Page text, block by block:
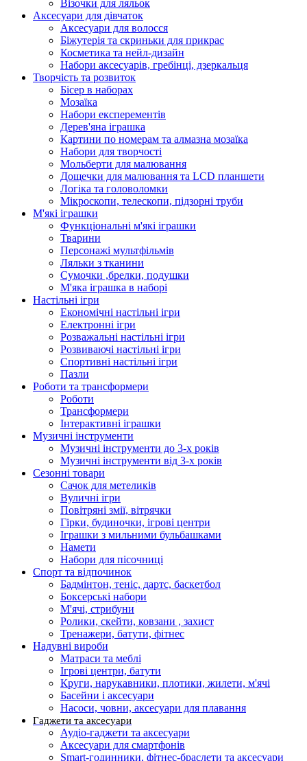
Візочки для ляльок
Аксесуари для дівчаток
Аксесуари для волосся
Біжутерія та скриньки для прикрас
Косметика та нейл-дизайн
Набори аксесуарів, гребінці, дзеркальця
Творчість та розвиток
Бісер в наборах
Мозаїка
Набори експерементів
Дерев'яна іграшка
Картини по номерам та алмазна мозаїка
Набори для творчості
Мольберти для малювання
Дощечки для малювання та LCD планшети
Логіка та головоломки
Мікроскопи, телескопи, підзорні труби
М'які іграшки
Функціональні м'які іграшки
Тварини
Персонажі мультфільмів
Ляльки з тканини
Сумочки ,брелки, подушки
М'яка іграшка в наборі
Настільні ігри
Економічні настільні ігри
Електронні ігри
Розважальні настільні ігри
Розвиваючі настільні ігри
Спортивні настільні ігри
Пазли
Роботи та трансформери
Роботи
Трансформери
Інтерактивні іграшки
Музичні інструменти
Музичні інструменти до 3-х років
Музичні інструменти від 3-х років
Сезонні товари
Сачок для метеликів
Вуличні ігри
Повітряні змії, вітрячки
Гірки, будиночки, ігрові центри
Іграшки з мильними бульбашками
Намети
Набори для пісочниці
Спорт та відпочинок
Бадмінтон, теніс, дартс, баскетбол
Боксерські набори
М'ячі, стрибуни
Ролики, скейти, ковзани , захист
Тренажери, батути, фітнес
Надувні вироби
Матраси та меблі
Ігрові центри, батути
Круги, нарукавники, плотики, жилети, м'ячі
Басейни і аксесуари
Насоси, човни, аксесуари для плавання
Гаджети та аксесуари
Аудіо-гаджети та аксесуари
Аксесуари для смартфонів
Smart-годинники, фітнес-браслети та аксесуари